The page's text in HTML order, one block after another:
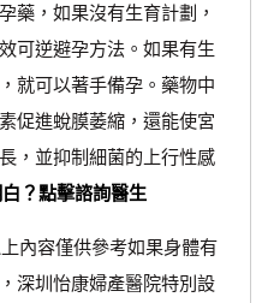
藥，如果沒有生育計劃，
可逆避孕方法。如果有生
就可以著手備孕。藥物中
促進蛻膜萎縮，還能使宮
，並抑制細菌的上行性感
？點擊諮詢醫生
容僅供參考如果身體有
深圳怡康婦產醫院特別設